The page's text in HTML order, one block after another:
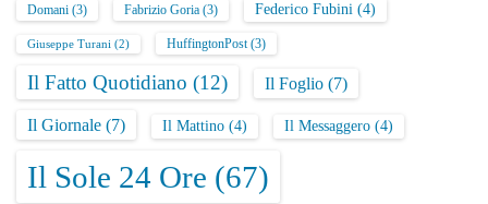
Domani (3) Fabrizio Goria (3) Federico Fubini (4)
Giuseppe Turani (2) HuffingtonPost(3)
Il Fatto Quotidiano (12) Il Foglio (7)
Il Giornale (7) Il Mattino (4) Il Messaggero (4)
Il Sole 24 Ore (67)